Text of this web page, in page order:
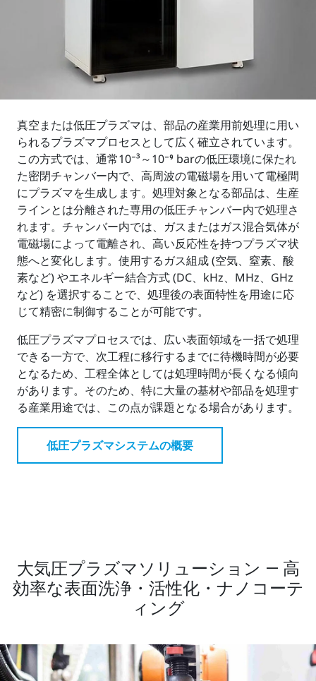
真空または低圧プラズマは、部品の産業用前処理に用い
られるプラズマプロセスとして広く確立されています。
この方式では、通常10⁻³～10⁻⁹ barの低圧環境に保たれ
た密閉チャンバー内で、高周波の電磁場を用いて電極間
にプラズマを生成します。処理対象となる部品は、生産
ラインとは分離された専用の低圧チャンバー内で処理さ
れます。チャンバー内では、ガスまたはガス混合気体が
電磁場によって電離され、高い反応性を持つプラズマ状
態へと変化します。使用するガス組成 (空気、窒素、酸
素など) やエネルギー結合方式 (DC、kHz、MHz、GHz
など) を選択することで、処理後の表面特性を用途に応
じて精密に制御することが可能です。
低圧プラズマプロセスでは、広い表面領域を一括で処理
できる一方で、次工程に移行するまでに待機時間が必要
となるため、工程全体としては処理時間が長くなる傾向
があります。そのため、特に大量の基材や部品を処理す
る産業用途では、この点が課題となる場合があります。
低圧プラズマシステムの概要
大気圧プラズマソリューション ― 高
効率な表面洗浄・活性化・ナノコーテ
ィング